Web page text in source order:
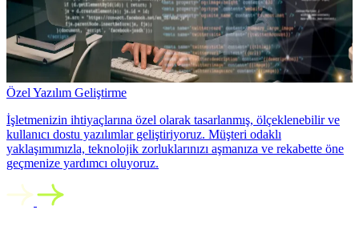
Özel Yazılım Geliştirme
İşletmenizin ihtiyaçlarına özel olarak tasarlanmış, ölçeklenebilir ve
kullanıcı dostu yazılımlar geliştiriyoruz. Müşteri odaklı
yaklaşımımızla, teknolojik zorluklarınızı aşmanıza ve rekabette öne
geçmenize yardımcı oluyoruz.